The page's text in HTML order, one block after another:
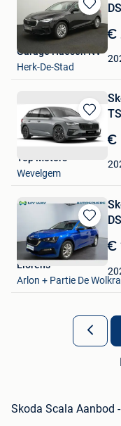
Bewaren
in
Favorieten
€
Garage Haesen NV
Herk-De-Stad
Bewaren
in
Favorieten
€
Top Motors
Wevelgem
Bewaren
in
Mijn
Favorieten
€
Llorens
Arlon + Partie De
Skoda Scala Aanbod